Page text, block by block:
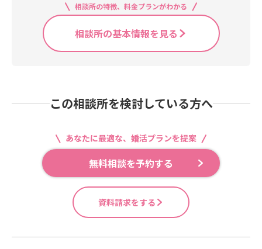
相談所の特徴、料金プランがわかる
相談所の基本情報を見る
この相談所を検討している方へ
あなたに最適な、婚活プランを提案
無料相談を予約する
資料請求をする